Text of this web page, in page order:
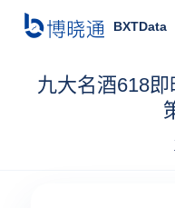
BXTData
九大名酒618